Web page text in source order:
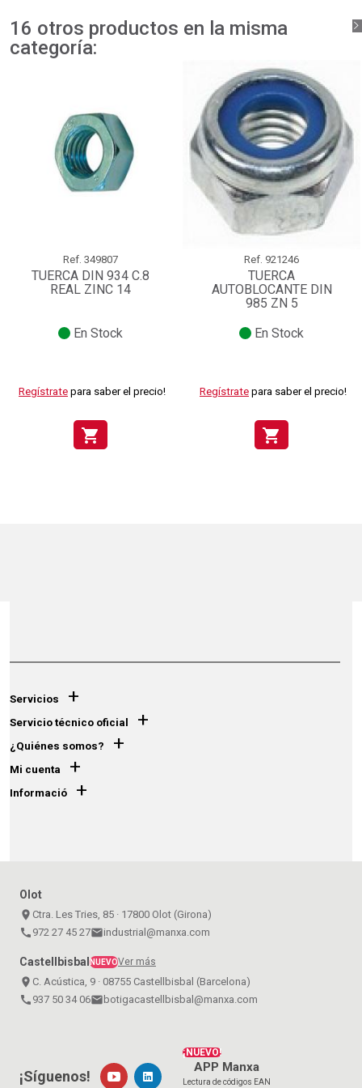
16 otros productos en la misma
categoría:
Ref. 349807
TUERCA DIN 934 C.8
REAL ZINC 14
En Stock
Regístrate para saber el precio!
shopping_cart
Ref. 921246
TUERCA
AUTOBLOCANTE DIN
985 ZN 5
En Stock
Regístrate para saber el precio!
shopping_cart
Servicios +
Servicio técnico oficial +
¿Quiénes somos? +
Mi cuenta +
Informació +
Olot
place Ctra. Les Tries, 85 · 17800 Olot (Girona)
call 972 27 45 27emailindustrial@manxa.com
CastellbisbalNUEVOVer más
place C. Acústica, 9 · 08755 Castellbisbal (Barcelona)
call 937 50 34 06emailbotigacastellbisbal@manxa.com
¡NUEVO!
APP Manxa
Lectura de códigos EAN
¡Síguenos!